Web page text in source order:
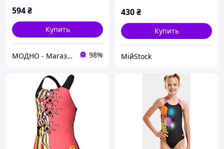
594₴
Купить
МОДНО - Магазин детской и женской одежды и обуви 98%
430₴
Купить
МійStock